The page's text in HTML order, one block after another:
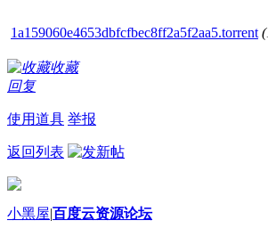
1a159060e4653dbfcfbec8ff2a5f2aa5.torrent
收藏
回复
使用道具 举报
返回列表
小黑屋|百度云资源论坛